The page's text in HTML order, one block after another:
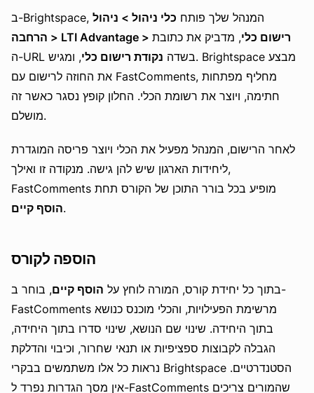
ב-Brightspace, המנהל שלך פותח כלי ניהול > ניהול
הרחבה > LTI Advantage > רישום כלי, מדביק את כתובת
ה-URL בשדה נקודת רישום כלי, ומגיש. Brightspace מבצע
את החוזה לרישום עם FastComments, מחליף מפתחות
חתימה, ויוצר את רשומת הכלי. החלון קופץ נסגר כאשר זה
מושלם.
לאחר הרישום, המנהל מפעיל את הכלי ויוצר פריסה המוגדרת
ליחידות הארגון שיש להן גישה. מנקודה זו ואילך,
FastComments מופיע בכל בורר התוכן של הקורס תחת
הוסף קיים.
הוספה לקורס
בתוך כל יחידת קורס, המורה לוחץ על הוסף קיים, בוחר ב-
FastComments מרשימת הפעילויות, והכלי מוכנס כנושא
בתוך היחידה. שינוי שם הנושא, שינוי סדרו בתוך היחידה,
הגבלה לקבוצות ספציפיות או תנאי שחרור, וכיבוי והדלקת
נראות כל אלו משתמשים בבקרי Brightspace הסטנדרטיים.
אין מסך הגדרות נפרד ל-FastComments שהמורים צריכים